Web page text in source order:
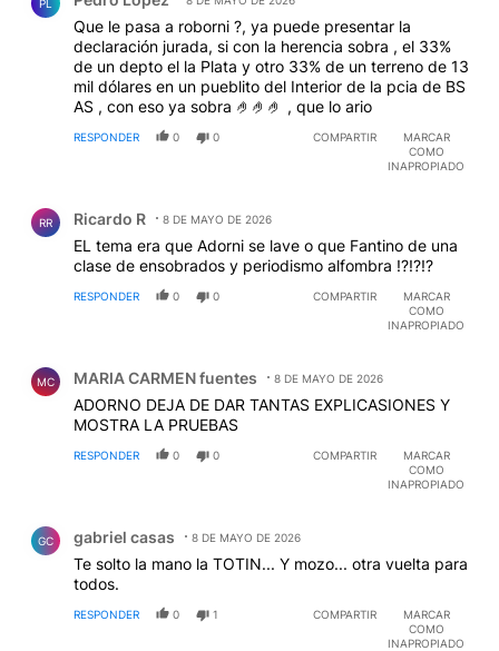
PL
Que le pasa a roborni ?, ya puede presentar la
declaración jurada, si con la herencia sobra , el 33%
de un depto el la Plata y otro 33% de un terreno de 13
mil dólares en un pueblito del Interior de la pcia de BS
AS , con eso ya sobra 🤌🤌🤌 , que lo ario
RESPONDER 0 0 COMPARTIR
MARCAR
COMO
INAPROPIADO
RR Ricardo R 8 DE MAYO DE 2026
EL tema era que Adorni se lave o que Fantino de una
clase de ensobrados y periodismo alfombra !?!?!?
RESPONDER 0 0 COMPARTIR
MARCAR
COMO
INAPROPIADO
MC MARIA CARMEN fuentes 8 DE MAYO DE 2026
ADORNO DEJA DE DAR TANTAS EXPLICASIONES Y
MOSTRA LA PRUEBAS
RESPONDER 0 0 COMPARTIR
MARCAR
COMO
INAPROPIADO
GC gabriel casas 8 DE MAYO DE 2026
Te solto la mano la TOTIN... Y mozo... otra vuelta para
todos.
RESPONDER 0 1 COMPARTIR
MARCAR
COMO
INAPROPIADO